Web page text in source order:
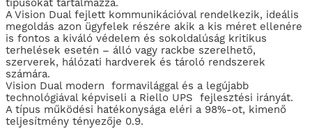
típusokat tartalmazza.
A Vision Dual fejlett kommunikációval rendelkezik, ideális
megoldás azon ügyfelek részére akik a kis méret ellenére
is fontos a kiváló védelem és sokoldalúság kritikus
terhelések esetén – álló vagy rackbe szerelhető,
szerverek, hálózati hardverek és tároló rendszerek
számára.
Vision Dual modern formavilággal és a legújabb
technológiával képviseli a Riello UPS fejlesztési irányát.
A típus működési hatékonysága eléri a 98%-ot, kimenő
teljesítmény tényezője 0.9.